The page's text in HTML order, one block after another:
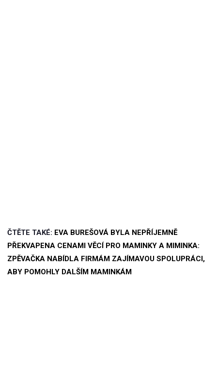
ČTĚTE TAKÉ: EVA BUREŠOVÁ BYLA NEPŘÍJEMNĚ
PŘEKVAPENA CENAMI VĚCÍ PRO MAMINKY A MIMINKA:
ZPĚVAČKA NABÍDLA FIRMÁM ZAJÍMAVOU SPOLUPRÁCI,
ABY POMOHLY DALŠÍM MAMINKÁM